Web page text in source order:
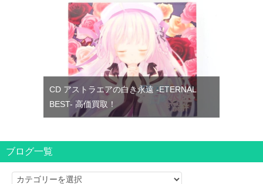
CD アストラエアの白き永遠 -ETERNAL
BEST- 高価買取！
ブログ一覧
ブ